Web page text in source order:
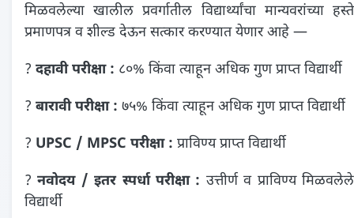
मिळवलेल्या खालील प्रवर्गातील विद्यार्थ्यांचा मान्यवरांच्या हस्ते
प्रमाणपत्र व शील्ड देऊन सत्कार करण्यात येणार आहे —
? दहावी परीक्षा : ८०% किंवा त्याहून अधिक गुण प्राप्त विद्यार्थी
? बारावी परीक्षा : ७५% किंवा त्याहून अधिक गुण प्राप्त विद्यार्थी
? UPSC / MPSC परीक्षा : प्राविण्य प्राप्त विद्यार्थी
?नवोदय / इतर स्पर्धा परीक्षा : उत्तीर्ण व प्राविण्य मिळवलेले
विद्यार्थी